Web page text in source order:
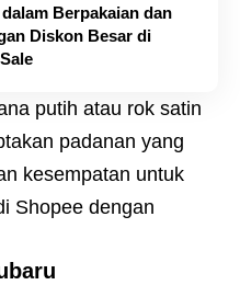
Berpakaian dan
Diskon Besar di
putih atau rok satin
padanan yang
kesempatan untuk
Shopee dengan